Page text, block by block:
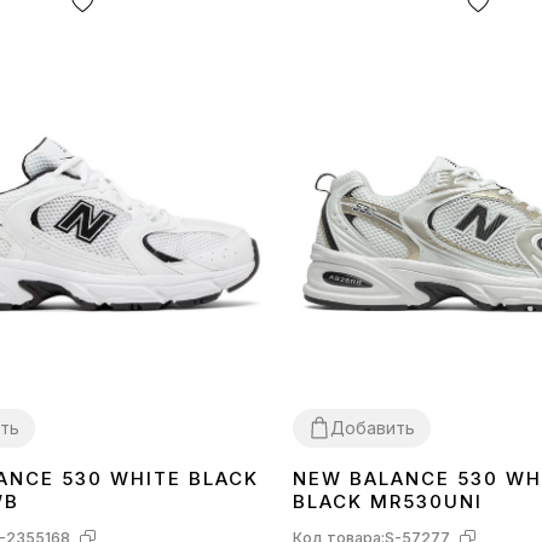
4142 434445
530 WHITE BLACK
2355168
Добавить
3637 3839404143 44
NEW BALANCE 530
BLACK MR530UNI
Код товара:S-57277